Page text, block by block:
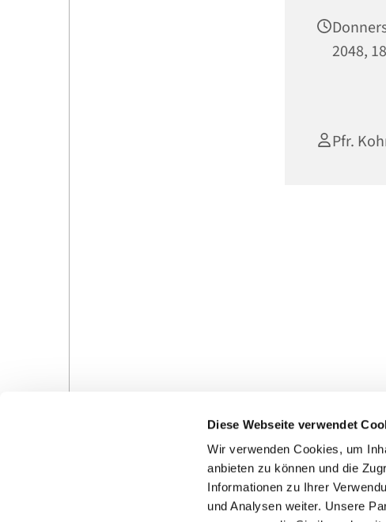
Diese Webseite verwendet
Wir verwenden Cookies, um
anbieten zu können und die
Informationen zu Ihrer
und Analysen weiter. Unsere
2048,
Pfr.